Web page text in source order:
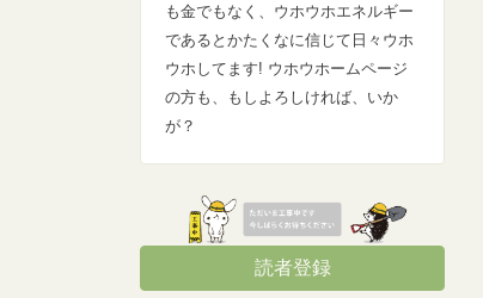
も金でもなく、ウホウホエネルギー
であるとかたくなに信じて日々ウホ
ウホしてます! ウホウホームページ
の方も、もしよろしければ、いか
が？
読者登録